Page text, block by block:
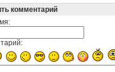
комментарий